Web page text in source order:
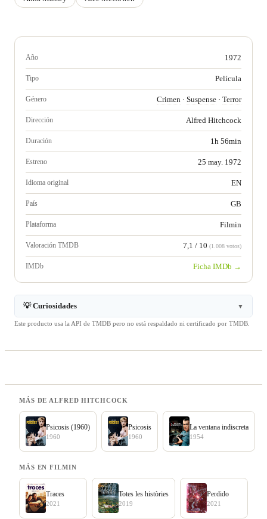
Año 1972
Tipo Película
Género Crimen · Suspense · Terror
Dirección Alfred Hitchcock
Duración 1h 56min
Estreno 25 may. 1972
Idioma original EN
País GB
Plataforma Filmin
Valoración TMDB 7,1 / 10 (1.008 votos)
IMDb Ficha IMDb →
💡 Curiosidades ▼
Este producto usa la API de TMDB pero no está respaldado ni certificado por TMDB.
MÁS DE ALFRED HITCHCOCK
Psicosis (1960)
1960
Psicosis
1960
La ventana indiscreta
1954
MÁS EN FILMIN
Traces
2021
Totes les històries
2019
Perdido
2021